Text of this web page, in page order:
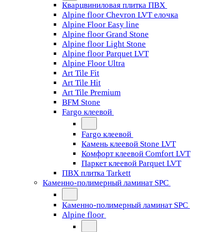
Кварцвиниловая плитка ПВХ
Alpine floor Chevron LVT елочка
Alpine Floor Easy line
Alpine floor Grand Stone
Alpine floor Light Stone
Alpine floor Parquet LVT
Alpine Floor Ultra
Art Tile Fit
Art Tile Hit
Art Tile Premium
BFM Stone
Fargo клеевой
Fargo клеевой
Камень клеевой Stone LVT
Комфорт клеевой Comfort LVT
Паркет клеевой Parquet LVT
ПВХ плитка Tarkett
Каменно-полимерный ламинат SPC
Каменно-полимерный ламинат SPC
Alpine floor